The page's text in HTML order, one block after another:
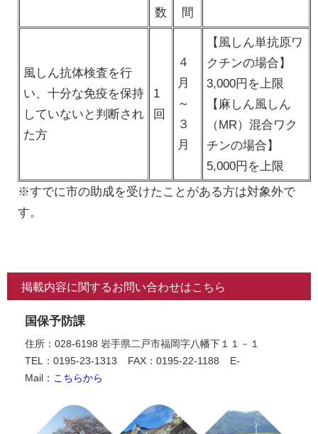
数
間
風しん抗体検査を行
い、十分な免疫を保持
していないと判断され
た方
1
回
４
月
～
３
月
【風しん単抗原ワ
クチンの場合】
3,000円を上限
【麻しん風しん
（MR）混合ワク
チンの場合】
5,000円を上限
※すでに市の助成を受けたことがある方は対象外で
す。
掲載内容に関するお問い合わせはこちら
国保予防課
住所：028-6198 岩手県二戸市福岡字八幡下１１－１
TEL：0195-23-1313
FAX：0195-22-1188
E-
Mail： こちらから